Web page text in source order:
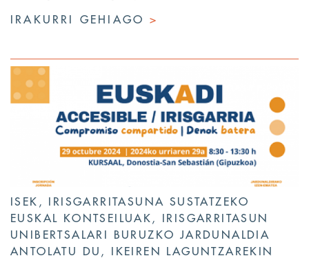
IRAKURRI GEHIAGO>
ISEK, IRISGARRITASUNA SUSTATZEKO
EUSKAL KONTSEILUAK, IRISGARRITASUN
UNIBERTSALARI BURUZKO JARDUNALDIA
ANTOLATU DU, IKEIREN LAGUNTZAREKIN